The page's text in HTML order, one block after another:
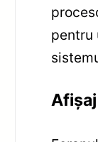
pentru